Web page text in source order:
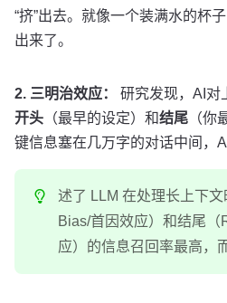
“挤”出去。就像一个装满水的杯
出来了。
2. 三明治效应：
研究发现，AI对
开头 （最早的设定）和结尾 （你
键信息塞在几万字的对话中间，
述了 LLM 在处理长上下
Bias/首因效应）和结尾
应）的信息召回率最高，